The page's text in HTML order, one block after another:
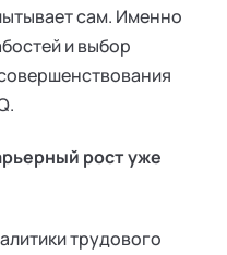
сам. Именно
и выбор
рост уже
трудового